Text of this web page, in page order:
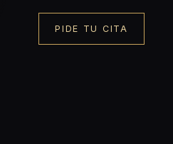
PIDE TU CITA